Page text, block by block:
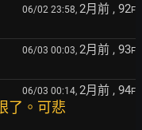
06/02 23:58, 2月前 , 92F
06/03 00:03, 2月前 , 93F
06/03 00:14, 2月前 , 94F
了。可悲